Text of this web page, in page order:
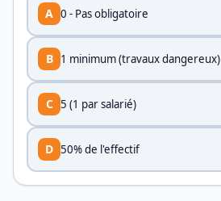
A 0 - Pas obligatoire
B 1 minimum (travaux dangereux)
C 5 (1 par salarié)
D 50% de l'effectif